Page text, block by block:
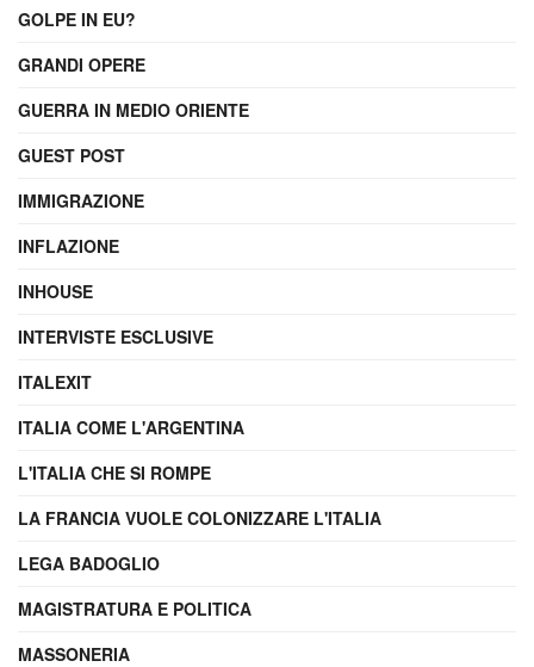
GOLPE IN EU?
GRANDI OPERE
GUERRA IN MEDIO ORIENTE
GUEST POST
IMMIGRAZIONE
INFLAZIONE
INHOUSE
INTERVISTE ESCLUSIVE
ITALEXIT
ITALIA COME L'ARGENTINA
L'ITALIA CHE SI ROMPE
LA FRANCIA VUOLE COLONIZZARE L'ITALIA
LEGA BADOGLIO
MAGISTRATURA E POLITICA
MASSONERIA